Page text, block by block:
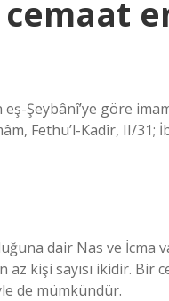
Şeybânî’ye göre
Fethu’l-Kadîr, II/31;
dair Nas ve İcma
kişi sayısı ikidir. Bir
de mümkündür.